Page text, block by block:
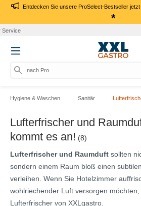
Entdecken Sie unsere ProSelect-Bestseller
*
nach Produkt,
Hygiene & Waschen Sanitär
Lufterfrischer und
kommt es an! (8)
Lufterfrischer und Raumduft sollten
sondern einem Raum bloß einen
verleihen. Wenn Sie Hotelzimmer
wohlriechender Luft versorgen
Lufterfrischer von XXLgastro.